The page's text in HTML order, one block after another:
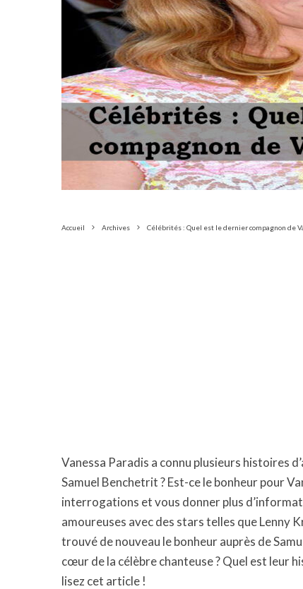
Accueil Archives Célébrités : Quel est le dernier compagnon de
Vanessa Paradis a connu plusieurs histoires
Samuel Benchetrit ? Est-ce le bonheur pour
interrogations et vous donner plus
amoureuses avec des stars telles que Lenny
trouvé de nouveau le bonheur auprès de
cœur de la célèbre chanteuse ? Quel est leur
lisez cet article !